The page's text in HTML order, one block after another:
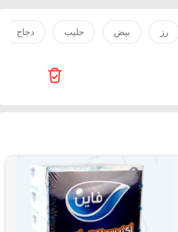
رز بيض حليب دجاج